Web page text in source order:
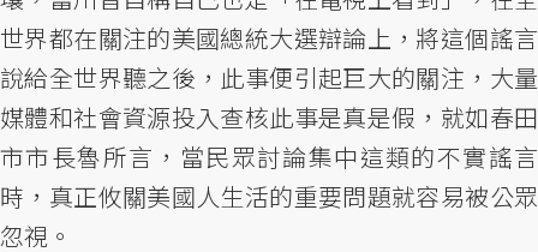
世界都在關注的美國總統大選辯論上，將這個謠言
說給全世界聽之後，此事便引起巨大的關注，大量
媒體和社會資源投入查核此事是真是假，就如春田
市市長魯所言，當民眾討論集中這類的不實謠言
時，真正攸關美國人生活的重要問題就容易被公眾
忽視。